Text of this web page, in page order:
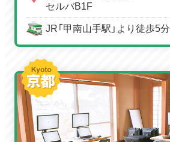
セルバB1F
JR「甲南山手駅」より徒歩5分